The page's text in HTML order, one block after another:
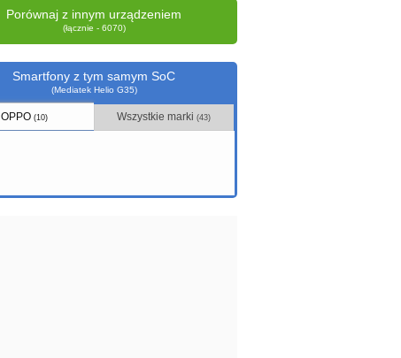
Porównaj z innym urządzeniem
(łącznie - 6070)
Smartfony z tym samym SoC
(Mediatek Helio G35)
OPPO (10) Wszystkie marki(43)